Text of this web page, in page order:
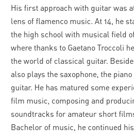
His first approach with guitar was
lens of flamenco music. At 14, he
the high school with musical field
where thanks to Gaetano Troccoli
the world of classical guitar.
also plays the saxophone, the
guitar. He has matured some
film music, composing and
soundtracks for amateur short
Bachelor of music, he continued